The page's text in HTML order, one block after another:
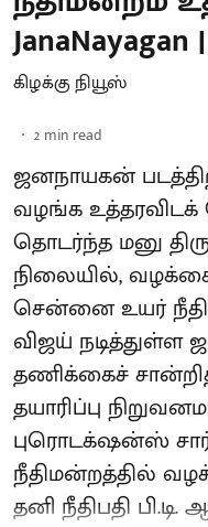
JanaNayagan |
கிழக்கு நியூஸ்
2 min read
ஜனநாயகன்
வழங்க உத்தரவிடக்
தொடர்ந்த மனு
நிலையில்,
சென்னை உயர்
விஜய் நடித்துள்ள
தணிக்கைச்
தயாரிப்பு
புரொடக்‌ஷன்ஸ்
நீதிமன்றத்தில்
தனி நீதிபதி பி.டி.